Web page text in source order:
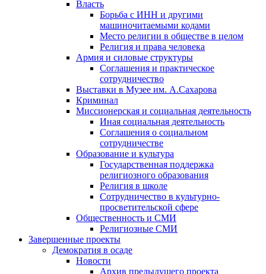
Власть
Борьба с ИНН и другими
машиночитаемыми кодами
Место религии в обществе в целом
Религия и права человека
Армия и силовые структуры
Соглашения и практическое
сотрудничество
Выставки в Музее им. А.Сахарова
Криминал
Миссионерская и социальная деятельность
Иная социальная деятельность
Соглашения о социальном
сотрудничестве
Образование и культура
Государственная поддержка
религиозного образования
Религия в школе
Сотрудничество в культурно-
просветительской сфере
Общественность и СМИ
Религиозные СМИ
Завершенные проекты
Демократия в осаде
Новости
Архив предыдущего проекта